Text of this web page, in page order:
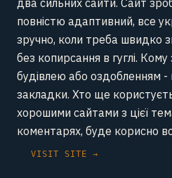
два сильних сайти. Сайт
повністю адаптивний, все
зручно, коли треба швидко
без копирсання в гуглі.
будівлею або оздобленням -
закладки. Хто ще
хорошими сайтами з цієї
коментарях, буде корисно
VISIT SITE →